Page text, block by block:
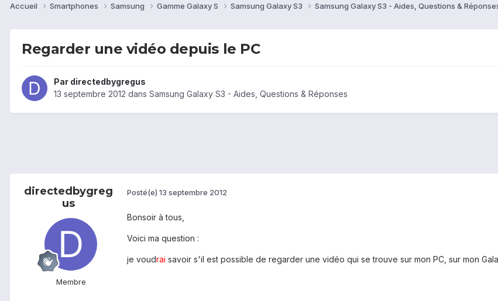
Accueil Smartphones Samsung Gamme Galaxy S Samsung Galaxy S3 Samsung Galaxy S3 - Aides, Questions &
Regarder une vidéo depuis le PC
Par directedbygregus
13 septembre 2012 dans Samsung Galaxy S3 - Aides, Questions & Réponses
directedbygreg
us
Membre
Posté(e) 13 septembre 2012
Bonsoir à tous,
Voici ma question :
je voudrai savoir s'il est possible de regarder une vidéo qui se trouve sur mon PC, sur mon